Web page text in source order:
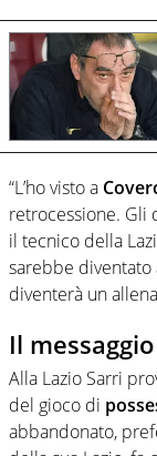
“L’ho visto a
retrocessione. Gli
il tecnico della
sarebbe diventato
diventerà un
Il
Alla Lazio Sarri
del gioco di
abbandonato,